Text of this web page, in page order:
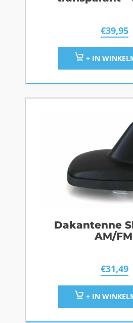
€39,95
+ IN
Dakantenne
AM/FM
€31,49
+ IN